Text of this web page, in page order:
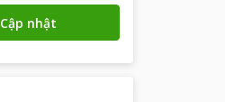
Cập nhật